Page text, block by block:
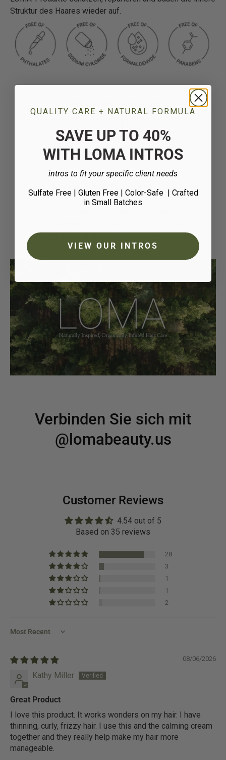
Struktur des Haares wieder auf.
Ein Schlüsselprinzip der LOMA-Formulierungen
besteht darin, die Bedürfnisse des Haares durch
Produkte schützen, reparieren und bauen die innere
Haarstruktur wieder auf. Wir haben die Verwendung
von Aloe-Vera-Gel in der Friseurbranche
wichtigsten Inhaltsstoff unserer Produkte.
Verbinden Sie sich mit
@lomabeauty.us
Customer Reviews
4.54 out of 5
Based on 35 reviews
28
3
1
1
2
Sort by
08/06/2026
Kathy Miller
Great Product
I love this product. It works wonders on my hair. I have
thinning, curly, frizzy hair. I use this and the calming cream
together and they really help make my hair more
manageable.
QUALITY CARE + NATURAL FORMULA
SAVE UP TO 40%
WITH LOMA INTROS
intros to fit your specific client needs
Sulfate Free | Gluten Free | Color-Safe | Crafted
in Small Batches
VIEW OUR INTROS